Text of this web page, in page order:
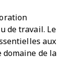
de travail. Le
aux
domaine de la